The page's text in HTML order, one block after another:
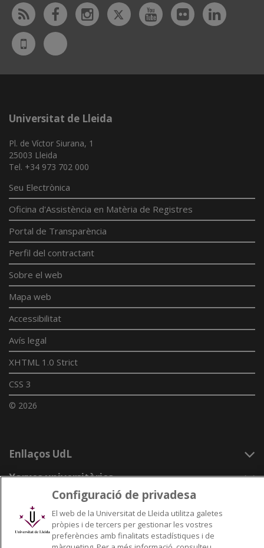
Rss FacebookInstagram
TwitterYoutubeFlickr
UdL
App
Bluesky
Universitat de Lleida
Pl. de Víctor Siurana, 1
25003 Lleida
Tel. +34 973 702 000
Seu Electrònica
Oficina d'Assistència en Matèria de Registres
Portal de Transparència
Perfil del contractant
Sobre el web
Mapa web
Accessibilitat
Avís legal
XHTML 1.0 Strict
CSS 3
© 2026
Enllaços UdL
Xarxes universitàries
Configuració de privadesa
El web de la Universitat de Lleida utilitza galetes
pròpies i de tercers per gestionar les vostres
preferències amb finalitats estadístiques i de